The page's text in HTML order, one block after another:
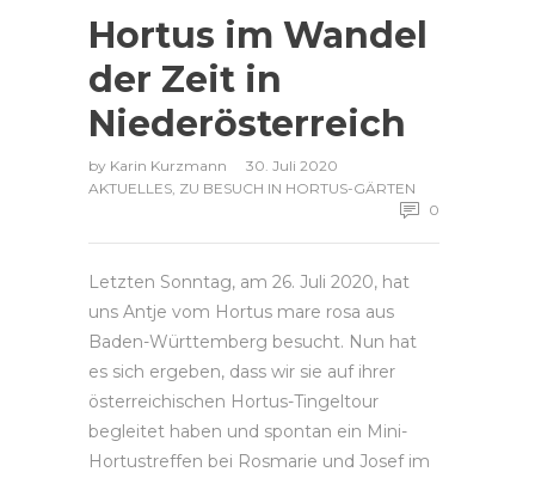
Hortus im Wandel
der Zeit in
Niederösterreich
by Karin Kurzmann
30. Juli 2020
AKTUELLES, ZU BESUCH IN HORTUS-GÄRTEN
0
Letzten Sonntag, am 26. Juli 2020, hat
uns Antje vom Hortus mare rosa aus
Baden-Württemberg besucht. Nun hat
es sich ergeben, dass wir sie auf ihrer
österreichischen Hortus-Tingeltour
begleitet haben und spontan ein Mini-
Hortustreffen bei Rosmarie und Josef im